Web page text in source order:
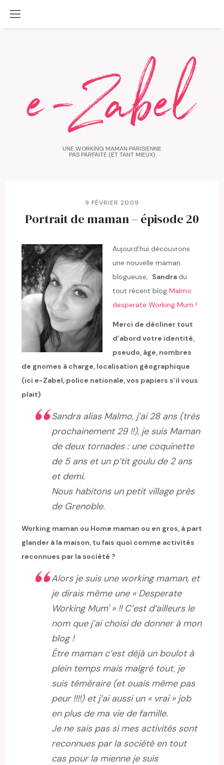
UNE WORKING MAMAN PARISIENNE
PAS PARFAITE (ET TANT MIEUX)
9 FÉVRIER 2009
Portrait de maman – épisode 20
Aujourd’hui découvrons
une nouvelle maman
blogueuse, Sandradu
tout récent blogMalmo
desperate Working Mum !
Merci de décliner tout
d’abord votre identité,
pseudo, âge, nombres
de gnomes à charge, localisation géographique
(ici e-Zabel, police nationale, vos papiers s’il vous
plait)
Sandra alias Malmo, j’ai 28 ans (très
prochainement 29 !!), je suis Maman
de deux tornades : une coquinette
de 5 ans et un p’tit goulu de 2 ans
et demi.
Nous habitons un petit village près
de Grenoble.
Working maman ou Home maman ou en gros, à part
glander à la maison, tu fais quoi comme activités
reconnues par la société ?
Alors je suis une working maman, et
je dirais même une « Desperate
Working Mum' » !! C’est d’ailleurs le
nom que j’ai choisi de donner à mon
blog !
Être maman c’est déjà un boulot à
plein temps mais malgré tout, je
suis téméraire (et ouais même pas
peur !!!!) et j’ai aussi un « vrai » job
en plus de ma vie de famille.
Je ne sais pas si mes activités sont
reconnues par la société en tout
cas pour la mienne je suis